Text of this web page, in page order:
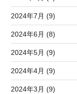
2024年7月 (9)
2024年6月 (8)
2024年5月 (9)
2024年4月 (9)
2024年3月 (9)